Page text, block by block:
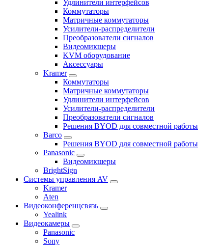
Удлинители интерфейсов
Коммутаторы
Матричные коммутаторы
Усилители-распределители
Преобразователи сигналов
Видеомикшеры
KVM оборудование
Аксессуары
Kramer
Коммутаторы
Матричные коммутаторы
Удлинители интерфейсов
Усилители-распределители
Преобразователи сигналов
Решения BYOD для совместной работы
Barco
Решения BYOD для совместной работы
Panasonic
Видеомикшеры
BrightSign
Системы управления AV
Kramer
Aten
Видеоконференцсвязь
Yealink
Видеокамеры
Panasonic
Sony